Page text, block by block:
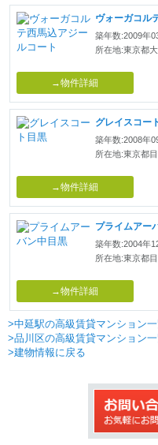
築年数:2009年
所在地:東京都
→物件詳細
グレイスコー
築年数:2008年
所在地:東京都
→物件詳細
プライムアー
築年数:2004年
所在地:東京都
→物件詳細
>中延駅の高級賃貸マンション
>品川区の高級賃貸マンション
>建物情報に戻る